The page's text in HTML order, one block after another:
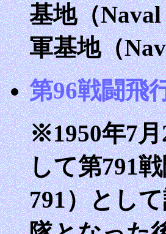
基地（
軍基地（
第96戦闘飛
※1950年7月
して第791
791）とし